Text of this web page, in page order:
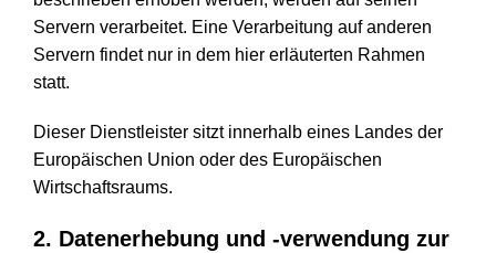
Servern verarbeitet. Eine Verarbeitung auf anderen
Servern findet nur in dem hier erläuterten Rahmen
statt.
Dieser Dienstleister sitzt innerhalb eines Landes der
Europäischen Union oder des Europäischen
Wirtschaftsraums.
2. Datenerhebung und -verwendung zur